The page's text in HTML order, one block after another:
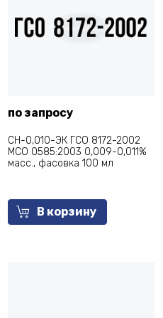
по запросу
СН-0,010-ЭК ГСО 8172-2002
МСО 0585:2003 0,009-0,011%
масс., фасовка 100 мл
В корзину